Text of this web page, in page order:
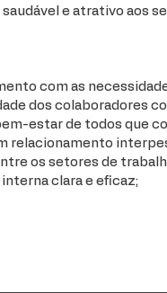
saudável e atrativo aos
com as
dos colaboradores
estar de todos que
relacionamento
os setores de
clara e eficaz;